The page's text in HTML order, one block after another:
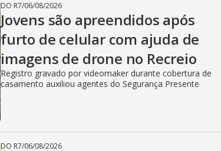
DO R7/06/08/2026
Jovens são apreendidos após
furto de celular com ajuda de
imagens de drone no Recreio
Registro gravado por videomaker durante cobertura de
casamento auxiliou agentes do Segurança Presente
DO R7/06/08/2026